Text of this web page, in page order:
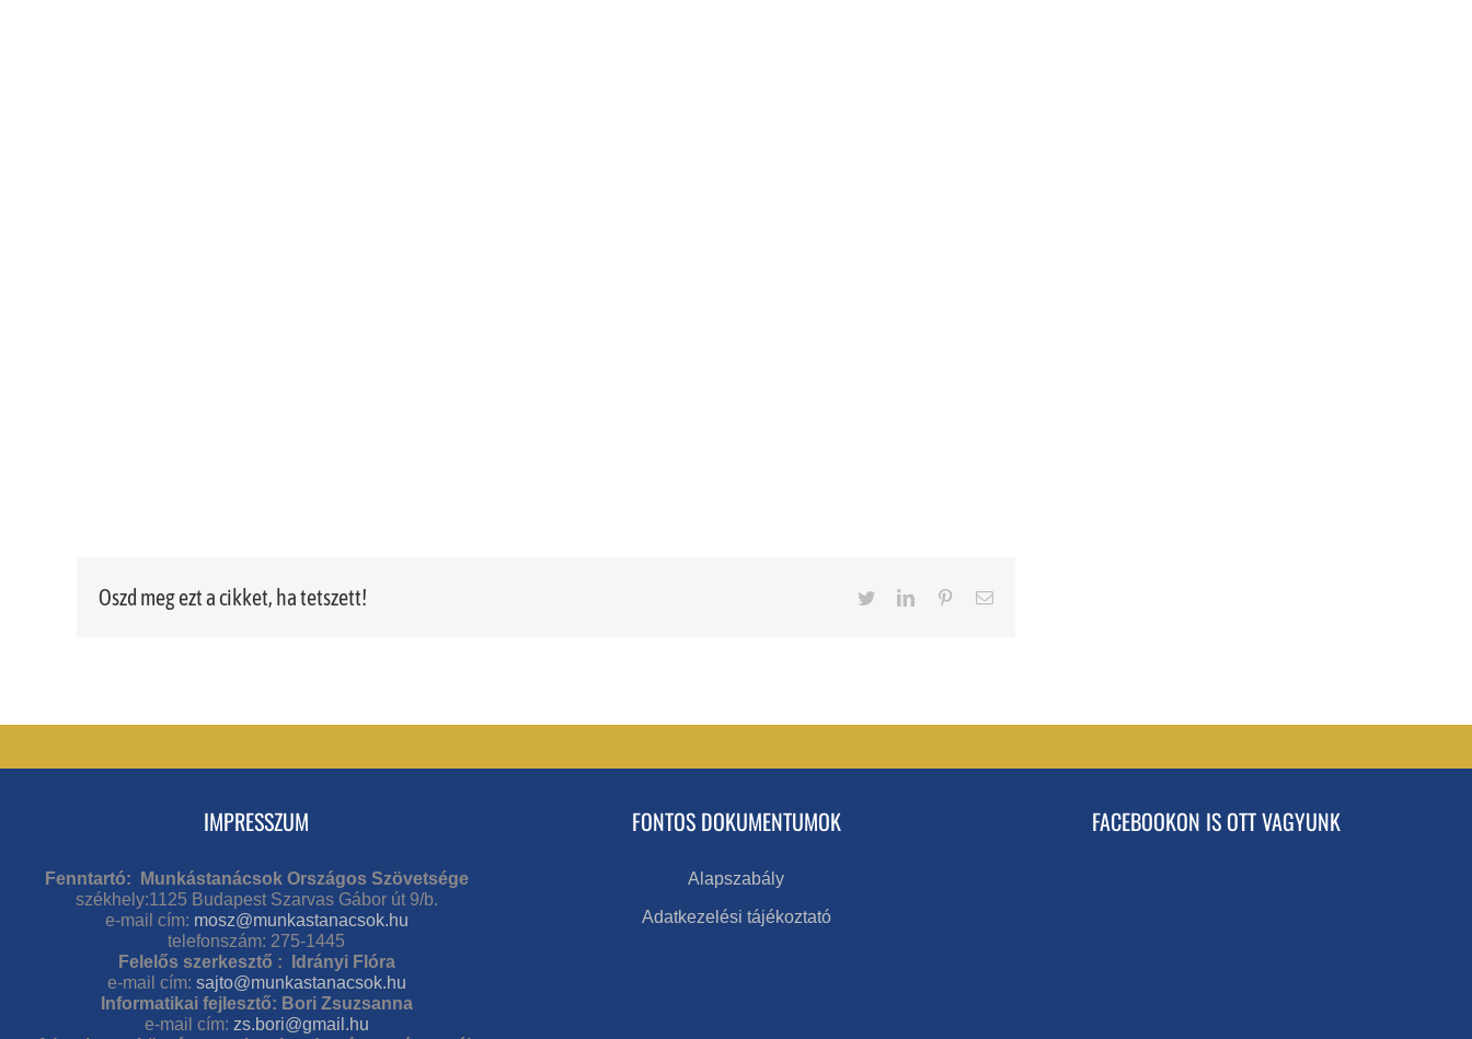
Oszd meg ezt a cikket, ha tetszett! TwitterLinkedInPinterestEmail
IMPRESSZUM
Fenntartó: Munkástanácsok Országos Szövetsége
székhely:1125 Budapest Szarvas Gábor út 9/b.
e-mail cím: mosz@munkastanacsok.hu
telefonszám: 275-1445
Felelős szerkesztő : Idrányi Flóra
e-mail cím: sajto@munkastanacsok.hu
Informatikai fejlesztő: Bori Zsuzsanna
e-mail cím: zs.bori@gmail.hu
FONTOS DOKUMENTUMOK
Alapszabály
Adatkezelési tájékoztató
FACEBOOKON IS OTT VAGYUNK